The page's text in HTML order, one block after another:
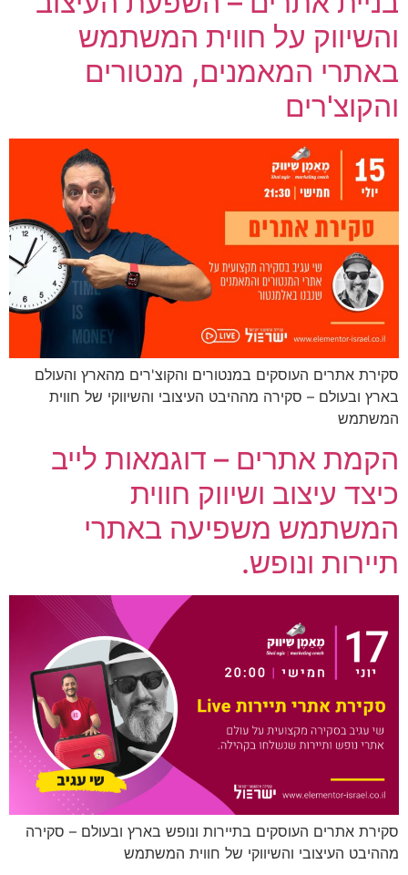
והשיווק על חווית המשתמש
באתרי המאמנים, מנטורים
והקוצ'רים
סקירת אתרים העוסקים במנטורים והקוצ'רים מהארץ והעולם
בארץ ובעולם – סקירה מההיבט העיצובי והשיווקי של חווית
המשתמש
הקמת אתרים – דוגמאות לייב
כיצד עיצוב ושיווק חווית
המשתמש משפיעה באתרי
תיירות ונופש.
סקירת אתרים העוסקים בתיירות ונופש בארץ ובעולם – סקירה
מההיבט העיצובי והשיווקי של חווית המשתמש